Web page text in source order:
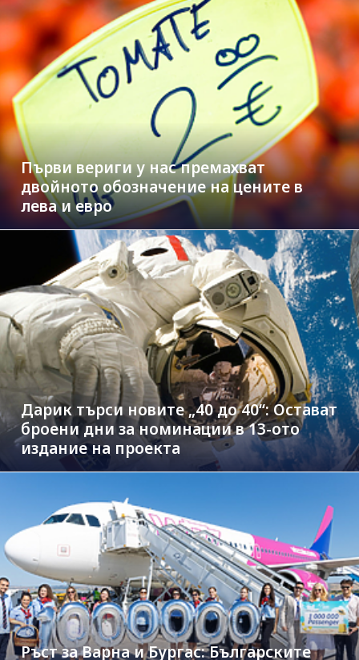
Първи вериги у нас премахват
двойното обозначение на цените в
лева и евро
Дарик търси новите „40 до 40“: Остават
броени дни за номинации в 13-ото
издание на проекта
Ръст за Варна и Бургас: Българските